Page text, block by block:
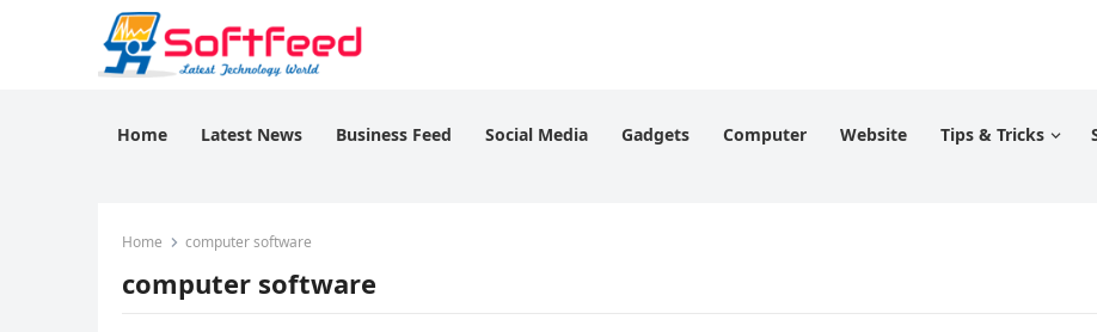
Home Latest News Business Feed Social Media Gadgets Computer Website Tips & Tricks
Home computer software
computer software